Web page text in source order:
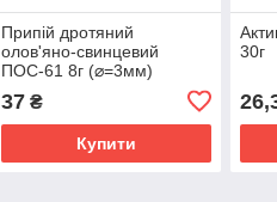
Припій дротяний
олов'яно-свинцевий
ПОС-61 8г (⌀=3мм)
37₴
Купити
30г